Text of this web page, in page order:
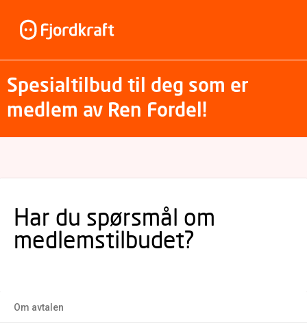
Spesialtilbud til deg som er
medlem av Ren Fordel!
Har du spørsmål om
medlemstilbudet?
Om avtalen